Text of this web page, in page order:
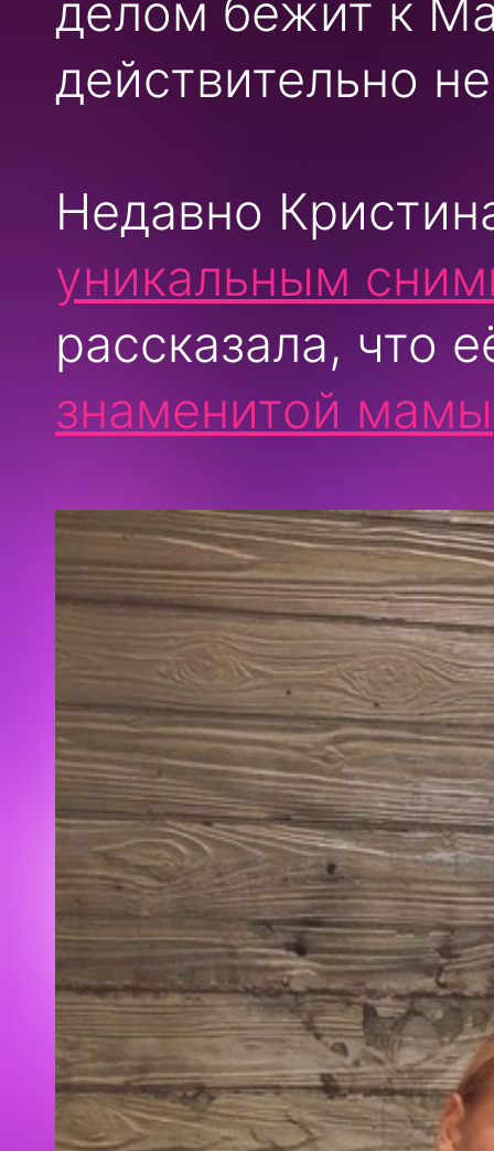
делом бежит к
действительно
Недавно
уникальным
рассказала, что
знаменитой мамы